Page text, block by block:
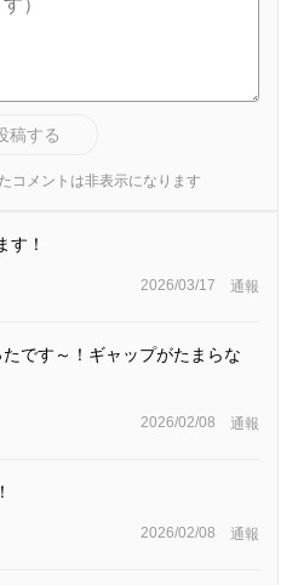
稿する
コメントは非表示になります
す！
2026/03/17 通報
です～！ギャップがたまらな
2026/02/08 通報
2026/02/08 通報